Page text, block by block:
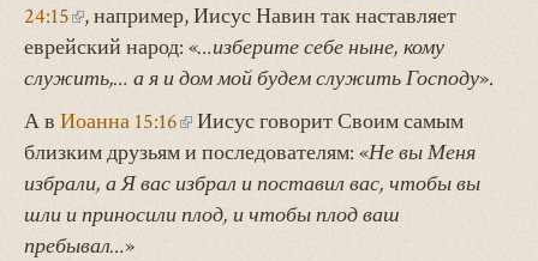
24:15(внешняя
ссылка)
, например, Иисус Навин так наставляет
еврейский народ: «…изберите себе ныне, кому
служить,… а я и дом мой будем служить Господу».
А в Иоанна 15:16(внешняя
ссылка)
Иисус говорит Своим самым
близким друзьям и последователям: «Не вы Меня
избрали, а Я вас избрал и поставил вас, чтобы вы
шли и приносили плод, и чтобы плод ваш
пребывал…»